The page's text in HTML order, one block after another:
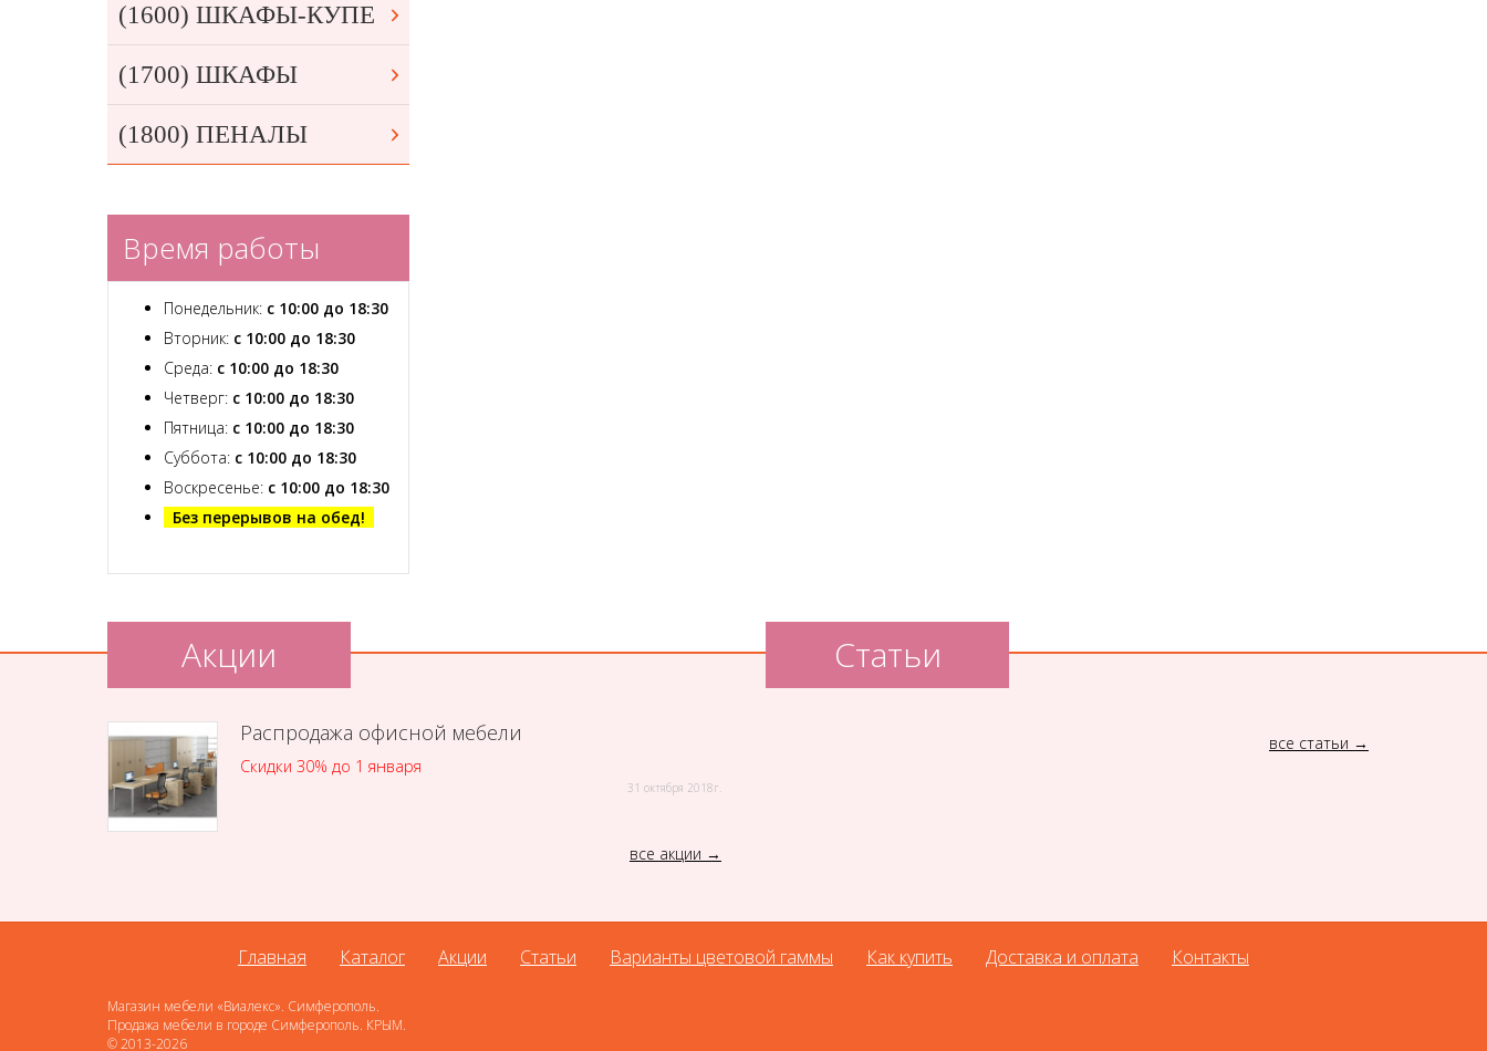
(1600) ШКАФЫ-КУПЕ
(1700) ШКАФЫ
(1800) ПЕНАЛЫ
Время работы
Понедельник: с 10:00 до 18:30
Вторник: с 10:00 до 18:30
Среда: с 10:00 до 18:30
Четверг: с 10:00 до 18:30
Пятница: с 10:00 до 18:30
Суббота: с 10:00 до 18:30
Воскресенье: с 10:00 до 18:30
Без перерывов на обед!
Акции
Распродажа офисной мебели
Скидки 30% до 1 января
31 октября 2018г.
все акции
Статьи
все статьи
Главная Каталог Акции Статьи Варианты цветовой гаммы Как купить Доставка и оплата Контакты
Магазин мебели «Виалекс». Симферополь.
Продажа мебели в городе Симферополь. КРЫМ.
© 2013-2026